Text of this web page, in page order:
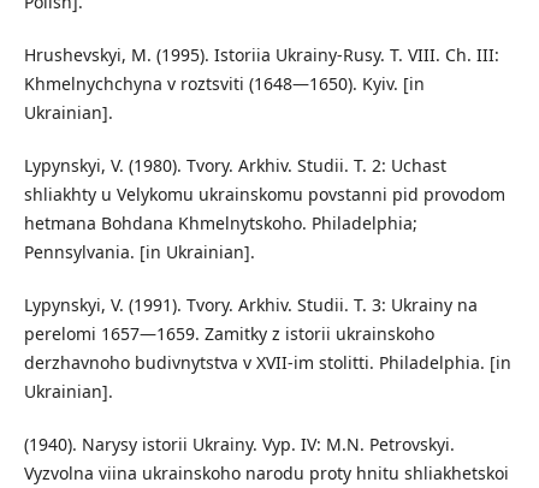
Hrushevskyi, M. (1995). Istoriia Ukrainy-Rusy. T. VIII. Ch. III:
Khmelnychchyna v roztsviti (1648—1650). Kyiv. [in
Ukrainian].
Lypynskyi, V. (1980). Tvory. Arkhiv. Studii. T. 2: Uchast
shliakhty u Velykomu ukrainskomu povstanni pid provodom
hetmana Bohdana Khmelnytskoho. Philadelphia;
Pennsylvania. [in Ukrainian].
Lypynskyi, V. (1991). Tvory. Arkhiv. Studii. T. 3: Ukrainy na
perelomi 1657—1659. Zamitky z istorii ukrainskoho
derzhavnoho budivnytstva v XVII-im stolitti. Philadelphia. [in
Ukrainian].
(1940). Narysy istorii Ukrainy. Vyp. IV: M.N. Petrovskyi.
Vyzvolna viina ukrainskoho narodu proty hnitu shliakhetskoi